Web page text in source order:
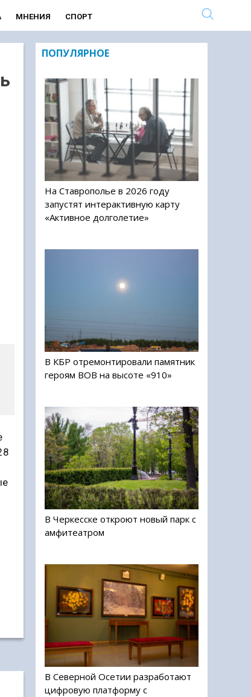
МНЕНИЯ СПОРТ
ПОПУЛЯРНОЕ
На Ставрополье в 2026 году
запустят интерактивную карту
«Активное долголетие»
В КБР отремонтировали памятник
героям ВОВ на высоте «910»
В Черкесске откроют новый парк с
амфитеатром
В Северной Осетии разработают
цифровую платформу с